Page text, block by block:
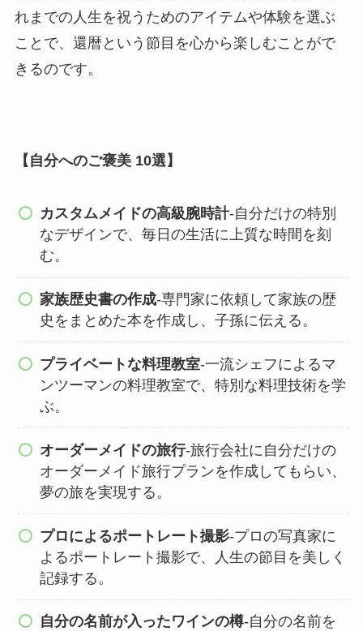
れまでの人生を祝うためのアイテムや体験を選ぶ
ことで、還暦という節目を心から楽しむことがで
きるのです。
【自分へのご褒美 10選】
カスタムメイドの高級腕時計-自分だけの特別
なデザインで、毎日の生活に上質な時間を刻
む。
家族歴史書の作成-専門家に依頼して家族の歴
史をまとめた本を作成し、子孫に伝える。
プライベートな料理教室-一流シェフによるマ
ンツーマンの料理教室で、特別な料理技術を学
ぶ。
オーダーメイドの旅行-旅行会社に自分だけの
オーダーメイド旅行プランを作成してもらい、
夢の旅を実現する。
プロによるポートレート撮影-プロの写真家に
よるポートレート撮影で、人生の節目を美しく
記録する。
自分の名前が入ったワインの樽-自分の名前を